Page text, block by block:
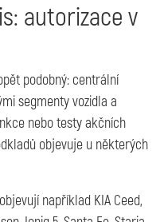
autorizace v
podobný: centrální
segmenty vozidla a
nebo testy akčních
objevuje u některých
například KIA Ceed,